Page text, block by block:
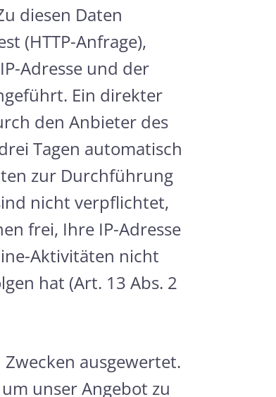
diesen Daten
(HTTP-Anfrage),
Adresse und der
Ein direkter
den Anbieter des
Tagen automatisch
zur Durchführung
nicht verpflichtet,
frei, Ihre IP-Adresse
Aktivitäten nicht
hat (Art. 13 Abs. 2
ausgewertet.
unser Angebot zu